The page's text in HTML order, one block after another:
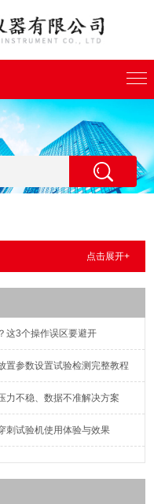
点击展开+
这3个操作误区要避开
置参数设置试验检测完整教程
力不稳、数据不准解决方案
刺试验机使用体验与效果